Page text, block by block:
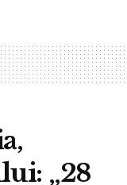
„28